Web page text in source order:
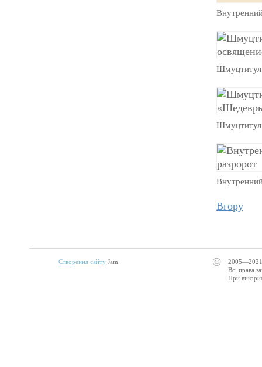
Шмуцтитул
Шмуцтитул
Вгору
Створення сайту Jam ©
Всі права
При